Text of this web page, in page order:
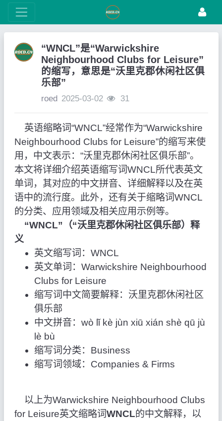
“WNCL”是“Warwickshire
Neighbourhood Clubs for Leisure”
的缩写，意思是“沃里克郡休闲社区俱
乐部”
roed 2025-03-02 31
英语缩略词“WNCL”经常作为“Warwickshire
Neighbourhood Clubs for Leisure”的缩写来使
用，中文表示：“沃里克郡休闲社区俱乐部”。
本文将详细介绍英语缩写词WNCL所代表英文
单词，其对应的中文拼音、详细解释以及在英
语中的流行度。此外，还有关于缩略词WNCL
的分类、应用领域及相关应用示例等。
“WNCL”（“沃里克郡休闲社区俱乐部）释
义
英文缩写词：WNCL
英文单词：Warwickshire Neighbourhood
Clubs for Leisure
缩写词中文简要解释：沃里克郡休闲社区
俱乐部
中文拼音：wò lǐ kè jùn xiū xián shè qū jù
lè bù
缩写词分类：Business
缩写词领域：Companies & Firms
以上为Warwickshire Neighbourhood Clubs
for Leisure英文缩略词WNCL的中文解释，以